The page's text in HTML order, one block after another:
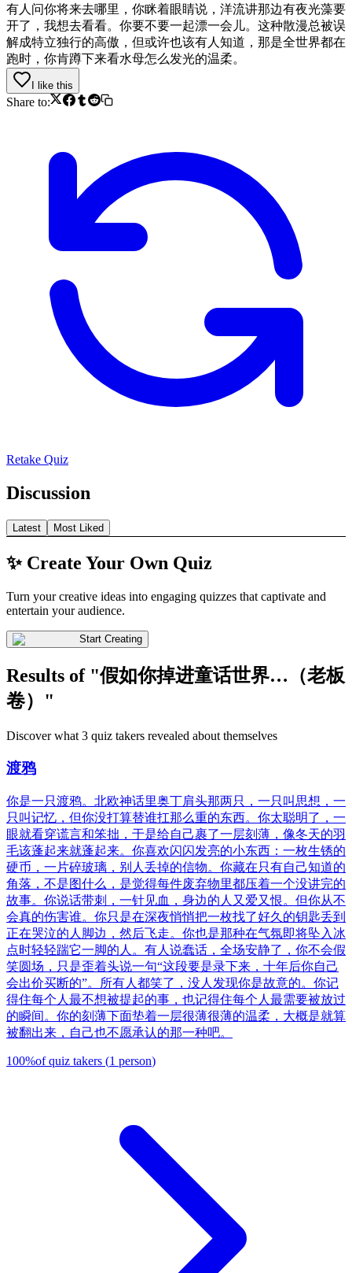
有人问你将来去哪里，你眯着眼睛说，洋流讲那边有夜光藻要
开了，我想去看看。你要不要一起漂一会儿。这种散漫总被误
解成特立独行的高傲，但或许也该有人知道，那是全世界都在
跑时，你肯蹲下来看水母怎么发光的温柔。
I like this
Share to:
Retake Quiz
Discussion
Latest Most Liked
✨ Create Your Own Quiz
Turn your creative ideas into engaging quizzes that captivate and
entertain your audience.
Start Creating
Results of "假如你掉进童话世界…（老板
卷）"
Discover what 3 quiz takers revealed about themselves
渡鸦
你是一只渡鸦。北欧神话里奥丁肩头那两只，一只叫思想，一
只叫记忆，但你没打算替谁扛那么重的东西。你太聪明了，一
眼就看穿谎言和笨拙，于是给自己裹了一层刻薄，像冬天的羽
毛该蓬起来就蓬起来。你喜欢闪闪发亮的小东西：一枚生锈的
硬币，一片碎玻璃，别人丢掉的信物。你藏在只有自己知道的
角落，不是图什么，是觉得每件废弃物里都压着一个没讲完的
故事。你说话带刺，一针见血，身边的人又爱又恨。但你从不
会真的伤害谁。你只是在深夜悄悄把一枚找了好久的钥匙丢到
正在哭泣的人脚边，然后飞走。你也是那种在气氛即将坠入冰
点时轻轻踹它一脚的人。有人说蠢话，全场安静了，你不会假
笑圆场，只是歪着头说一句“这段要是录下来，十年后你自己
会出价买断的”。所有人都笑了，没人发现你是故意的。你记
得住每个人最不想被提起的事，也记得住每个人最需要被放过
的瞬间。你的刻薄下面垫着一层很薄很薄的温柔，大概是就算
被翻出来，自己也不愿承认的那一种吧。
100%of quiz takers (1 person)